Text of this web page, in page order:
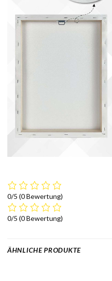
0/5 (0 Bewertung)
0/5 (0 Bewertung)
ÄHNLICHE PRODUKTE